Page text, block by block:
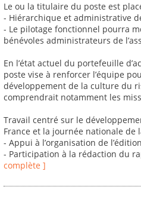
Le ou la titulaire du poste est
- Hiérarchique et administrative
- Le pilotage fonctionnel pourra
bénévoles administrateurs de
En l’état actuel du portefeuille
poste vise à renforcer l’équipe
développement de la culture du
comprendrait notamment les
Travail centré sur le
France et la journée nationale de
- Appui à l’organisation de
- Participation à la rédaction du
complète ]